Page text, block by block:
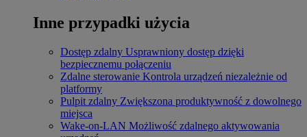
Inne przypadki użycia
Dostęp zdalny Usprawniony dostęp dzięki
bezpiecznemu połączeniu
Zdalne sterowanie Kontrola urządzeń niezależnie od
platformy
Pulpit zdalny Zwiększona produktywność z dowolnego
miejsca
Wake-on-LAN Możliwość zdalnego aktywowania